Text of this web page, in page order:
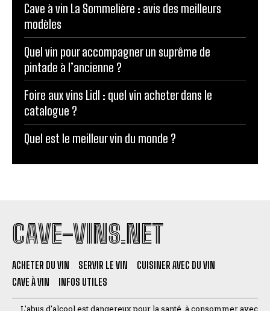
Cave à vin La Sommelière : avis des meilleurs
modèles
Quel vin pour accompagner un suprême de
pintade à l’ancienne ?
Foire aux vins Lidl : quel vin acheter dans le
catalogue ?
Quel est le meilleur vin du monde ?
CAVE-VINS.NET
ACHETER DU VIN SERVIR LE VIN
CUISINER AVEC DU VIN
CAVE À VIN
INFOS UTILES
L'abus d'alcool est dangereux pour la santé, à consommer avec